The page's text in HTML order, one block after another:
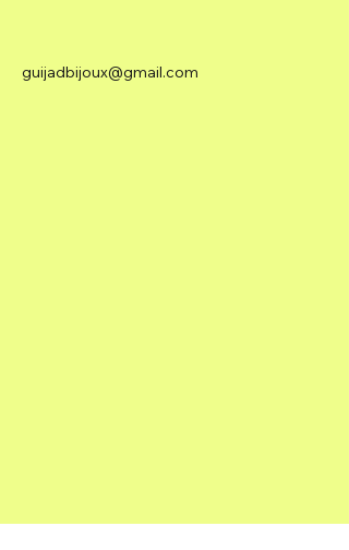
guijadbijoux@gmail.com